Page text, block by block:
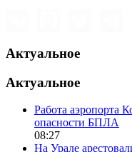
Актуальное
Актуальное
Работа аэропорта
опасности БПЛА
08:27
На Урале